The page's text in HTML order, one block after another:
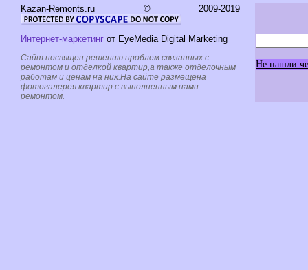
Kazan-Remonts.ru © 2009-2019
Интернет-маркетинг от EyeMedia Digital Marketing
Сайт посвящен решению проблем связанных с
ремонтом и отделкой квартир,а также отделочным
работам и ценам на них.На сайте размещена
фотогалерея квартир с выполненным нами
ремонтом.
Не нашли